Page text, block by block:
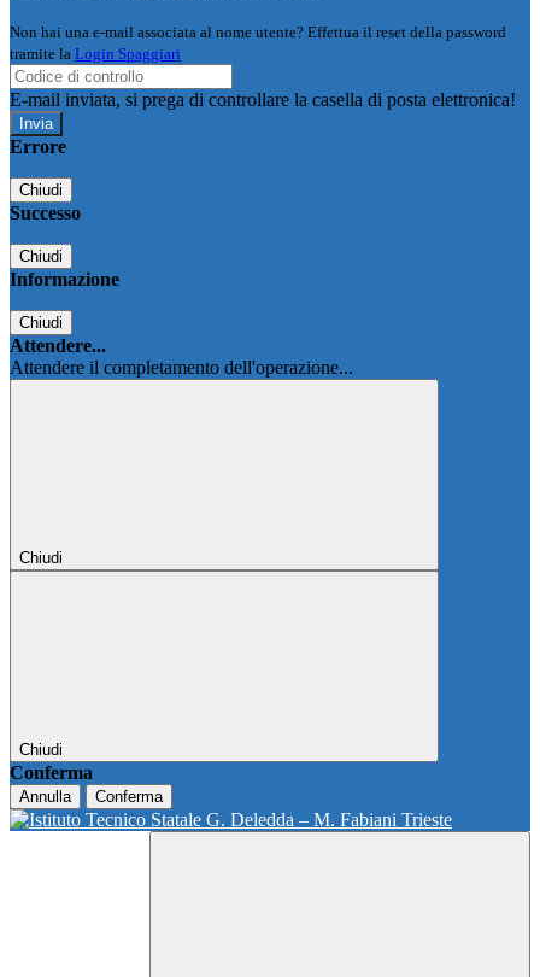
Non hai una e-mail associata al nome utente? Effettua il reset della password
tramite la Login Spaggiari
E-mail inviata, si prega di controllare la casella di posta elettronica!
Errore
Chiudi
Successo
Chiudi
Informazione
Chiudi
Attendere...
Attendere il completamento dell'operazione...
Chiudi
Chiudi
Conferma
Annulla Conferma